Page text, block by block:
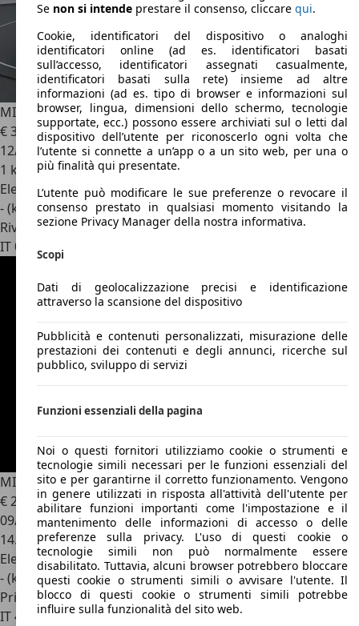
MINI Aceman E JCW
€ 32.500
12/2025
1 km
Elettrica
- (kWh/100 km)
Rivenditore
IT 05100
Terni - Tr
MINI AcemanE Favoured
€ 28.500
09/2024
14.800 km
Elettrica
- (kWh/100 km)
Privato
IT 46100Mantova
Se non si intende prestare il consenso, cliccare qui.
Cookie, identificatori del dispositivo o analoghi
identificatori online (ad es. identificatori basati
sull’accesso, identificatori assegnati casualmente,
identificatori basati sulla rete) insieme ad altre
informazioni (ad es. tipo di browser e informazioni sul
browser, lingua, dimensioni dello schermo, tecnologie
supportate, ecc.) possono essere archiviati sul o letti dal
dispositivo dell’utente per riconoscerlo ogni volta che
l’utente si connette a un’app o a un sito web, per una o
più finalità qui presentate.
L’utente può modificare le sue preferenze o revocare il
consenso prestato in qualsiasi momento visitando la
sezione Privacy Manager della nostra informativa.
Scopi
Dati di geolocalizzazione precisi e identificazione
attraverso la scansione del dispositivo
Pubblicità e contenuti personalizzati, misurazione delle
prestazioni dei contenuti e degli annunci, ricerche sul
pubblico, sviluppo di servizi
Funzioni essenziali della pagina
Noi o questi fornitori utilizziamo cookie o strumenti e
tecnologie simili necessari per le funzioni essenziali del
sito e per garantirne il corretto funzionamento. Vengono
in genere utilizzati in risposta all'attività dell'utente per
abilitare funzioni importanti come l'impostazione e il
mantenimento delle informazioni di accesso o delle
preferenze sulla privacy. L'uso di questi cookie o
tecnologie simili non può normalmente essere
disabilitato. Tuttavia, alcuni browser potrebbero bloccare
questi cookie o strumenti simili o avvisare l'utente. Il
blocco di questi cookie o strumenti simili potrebbe
influire sulla funzionalità del sito web.